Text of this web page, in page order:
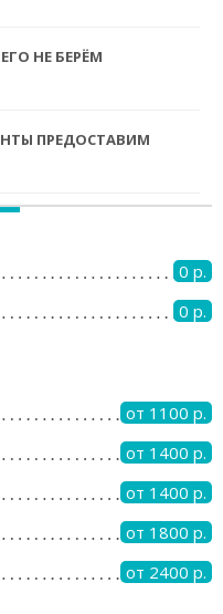
НЕ БЕРЁМ
ПРЕДОСТАВИМ
0 р.
0 р.
от 1100 р.
от 1400 р.
от 1400 р.
от 1800 р.
от 2400 р.